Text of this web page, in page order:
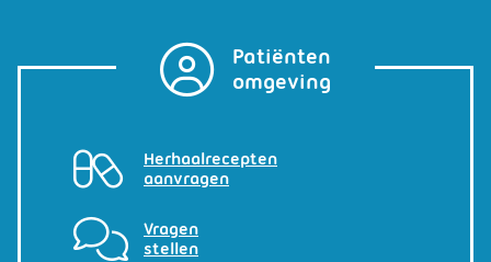
Patiënten
omgeving
Herhaalrecepten
aanvragen
Vragen
stellen